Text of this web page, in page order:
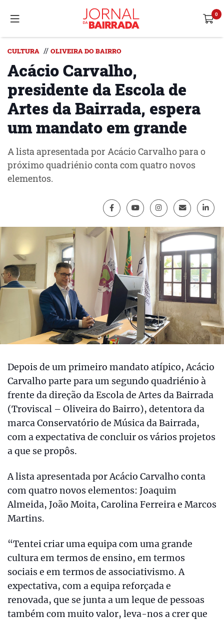
CULTURA // OLIVEIRA DO BAIRRO
Acácio Carvalho,
presidente da Escola de
Artes da Bairrada, espera
um mandato em grande
A lista apresentada por Acácio Carvalho para o
próximo quadriénio conta com quatro novos
elementos.
Depois de um primeiro mandato atípico, Acácio
Carvalho parte para um segundo quadriénio à
frente da direção da Escola de Artes da Bairrada
(Troviscal – Oliveira do Bairro), detentora da
marca Conservatório de Música da Bairrada,
com a expectativa de concluir os vários projetos
a que se propôs.
A lista apresentada por Acácio Carvalho conta
com quatro novos elementos: Joaquim
Almeida, João Moita, Carolina Ferreira e Marcos
Martins.
“Tentei criar uma equipa com uma grande
cultura em termos de ensino, em termos
sociais e em termos de associativismo. A
expectativa, com a equipa reforçada e
renovada, que se junta a um leque de pessoas
também com muito valor, leva-nos a crer que